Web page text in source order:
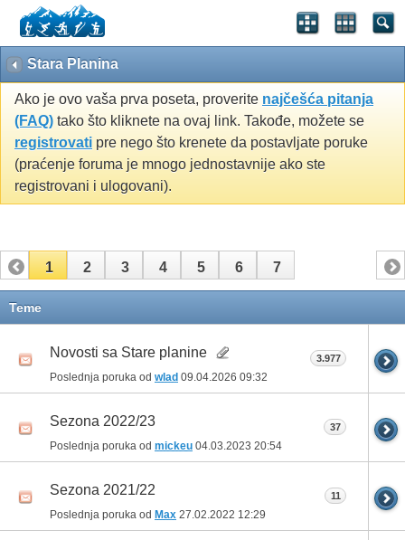
Stara Planina
Ako je ovo vaša prva poseta, proverite najčešća pitanja
(FAQ) tako što kliknete na ovaj link. Takođe, možete se
registrovati pre nego što krenete da postavljate poruke
(praćenje foruma je mnogo jednostavnije ako ste
registrovani i ulogovani).
1 2 3 4 5 6 7
Teme
Novosti sa Stare planine
Poslednja poruka od wlad 09.04.2026 09:32
3.977
Sezona 2022/23
Poslednja poruka od mickeu 04.03.2023 20:54
37
Sezona 2021/22
Poslednja poruka od Max 27.02.2022 12:29
11